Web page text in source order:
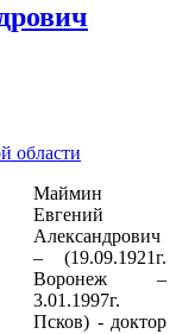
области
Маймин
Евгений
Александрович
– (19.09.1921г.
Воронеж –
3.01.1997г.
Псков) - доктор